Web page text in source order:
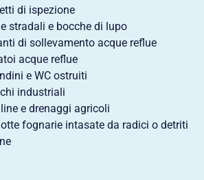
di ispezione
stradali e bocche di lupo
di sollevamento acque reflue
acque reflue
e WC ostruiti
industriali
e drenaggi agricoli
fognarie intasate da radici o detriti